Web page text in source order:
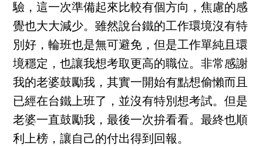
驗，這一次準備起來比較有個方向，焦慮的感
覺也大大減少。雖然說台鐵的工作環境沒有特
別好，輪班也是無可避免，但是工作單純且環
境穩定，也讓我想考取更高的職位。非常感謝
我的老婆鼓勵我，其實一開始有點想偷懶而且
已經在台鐵上班了，並沒有特別想考試。但是
老婆一直鼓勵我，最後一次拚看看。最終也順
利上榜，讓自己的付出得到回報。